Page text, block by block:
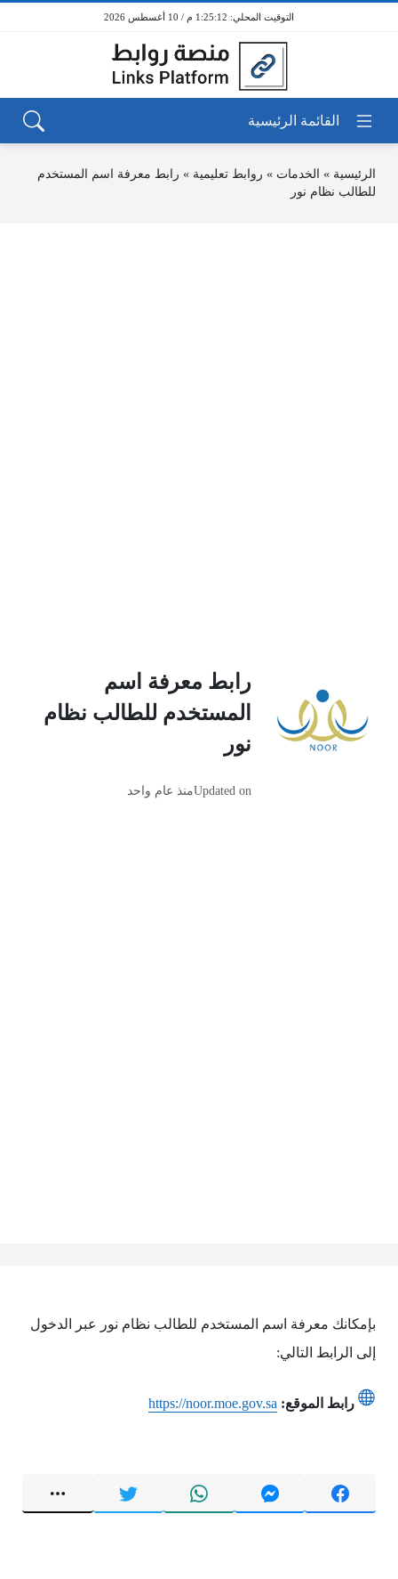
1:25:12 م / 10 أغسطس 2026
الرئيسية » الخدمات » روابط تعليمية » رابط معرفة اسم المستخدم
للطالب نظام نور
رابط معرفة اسم
المستخدم للطالب نظام
نور
Updated onمنذ عام واحد
بإمكانك معرفة اسم المستخدم للطالب نظام نور عبر الدخول
إلى الرابط التالي:
رابط الموقع: https://noor.moe.gov.sa